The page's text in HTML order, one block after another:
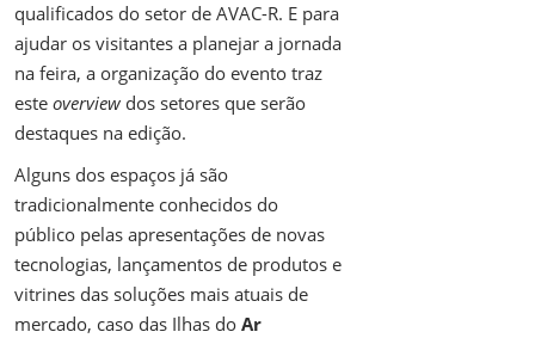
qualificados do setor de AVAC-R. E para
ajudar os visitantes a planejar a jornada
na feira, a organização do evento traz
este overview dos setores que serão
destaques na edição.
Alguns dos espaços já são
tradicionalmente conhecidos do
público pelas apresentações de novas
tecnologias, lançamentos de produtos e
vitrines das soluções mais atuais de
mercado, caso das Ilhas do Ar